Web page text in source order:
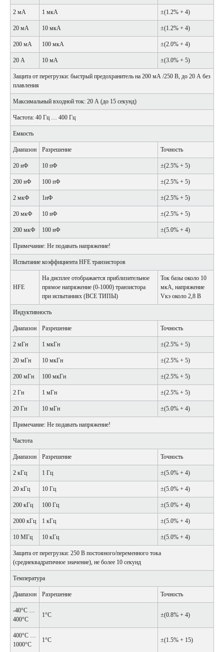
2 мА 1 мкА ±(1.2% + 4)
20 мА 10 мкА ±(1.2% + 4)
200 мА 100 мкА ±(2.0% + 4)
20 А 10 мА ±(3.0% + 5)
Защита от перегрузки: быстрый предохранитель на 200 мА /250 В, до 20 А без
плавления
Максимальный входной ток: 20 А (до 15 секунд)
Частота: 40 Гц … 400 Гц
Емкость
Диапазон Разрешение Точность
20 нФ 10 пФ ±(2.5% + 5)
200 нФ 100 пФ ±(2.5% + 5)
2 мкФ 1нФ ±(2.5% + 5)
20 мкФ 10 нФ ±(2.5% + 5)
200 мкФ 100 нФ ±(5.0% + 4)
Примечание: Не подавать напряжение!
Испытание коэффициента HFE транзисторов
HFE
На дисплее отображается приблизительное
прямое напряжение (0-1000) транзистора
при испытаниях (ВСЕ ТИПЫ)
Ток базы около 10
мкА, напряжение
Vкэ около 2,8 В
Индуктивность
Диапазон Разрешение Точность
2 мГн 1 мкГн ±(2.5% + 5)
20 мГн 10 мкГн ±(2.5% + 5)
200 мГн 100 мкГн ±(2.5% + 5)
2 Гн 1 мГн ±(2.5% + 5)
20 Гн 10 мГн ±(5.0% + 4)
Примечание: Не подавать напряжение!
Частота
Диапазон Разрешение Точность
2 кГц 1 Гц ±(5.0% + 4)
20 кГц 10 Гц ±(5.0% + 4)
200 кГц 100 Гц ±(5.0% + 4)
2000 кГц 1 кГц ±(5.0% + 4)
10 МГц 10 кГц ±(5.0% + 4)
Защита от перегрузки: 250 В постояного/переменного тока
(среднеквадратичное значение), не более 10 секунд
Температура
Диапазон Разрешение Точность
-40°С …
400°С
1°С ±(0.8% + 4)
400°С …
1000°С
1°С ±(1.5% + 15)